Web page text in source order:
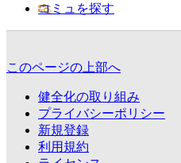
コミュを探す
このページの上部へ
健全化の取り組み
プライバシーポリシー
新規登録
利用規約